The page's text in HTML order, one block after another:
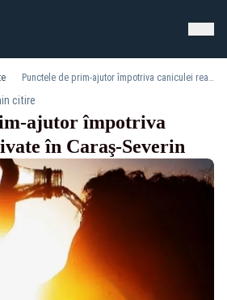
Punctele de prim-ajutor împotriva caniculei reactivate în Caraş-Severin
citire
ajutor împotriva
în Caraş-Severin